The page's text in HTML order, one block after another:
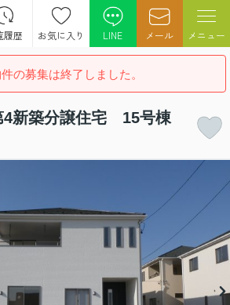
履歴 お気に入り LINE メール メニュー
の募集は終了しました。
4新築分譲住宅 15号棟